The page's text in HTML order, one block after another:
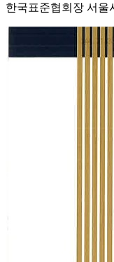
한국표준협회장 서울